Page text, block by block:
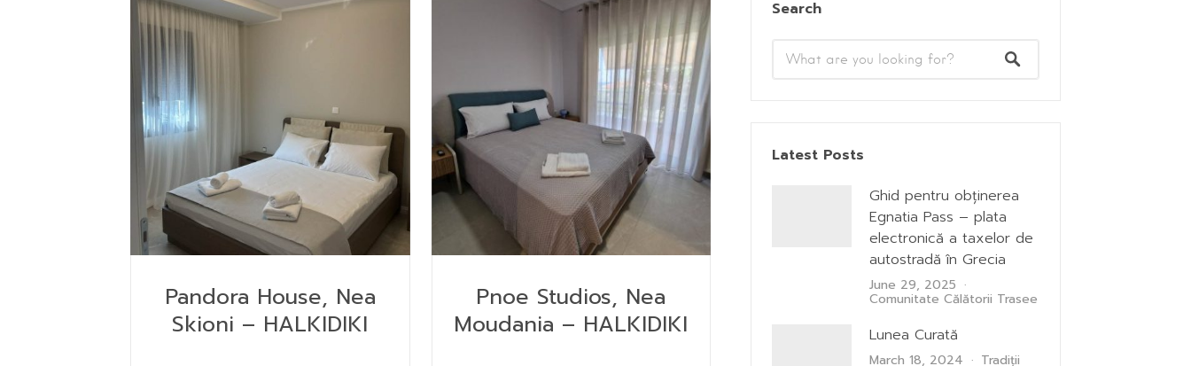
Pandora House, Nea
Skioni – HALKIDIKI
Pnoe Studios, Nea
Moudania – HALKIDIKI
Search
Latest Posts
Ghid pentru obținerea
Egnatia Pass – plata
electronică a taxelor de
autostradă în Grecia
June 29, 2025
Comunitate Călătorii Trasee
Lunea Curată
March 18, 2024 Tradiții